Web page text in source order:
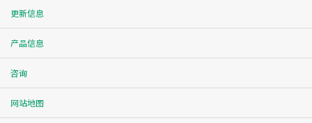
更新信息
产品信息
咨询
网站地图